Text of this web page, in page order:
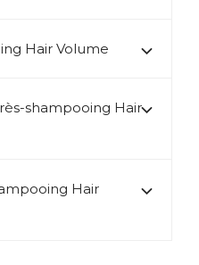
Hair Volume
shampooing Hair
Hair